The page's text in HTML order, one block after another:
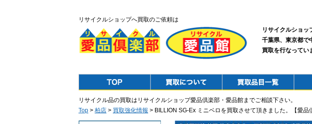
リサイクルショップへ買取のご依頼は
リサイクルショッ
千葉県、東京都で
買取を行なってい
リサイクル品の買取はリサイクルショップ愛品倶楽部・愛品館までご相談下さい。
Top > 柏店 > 買取強化情報 > BILLION SG-Ex ミニベロを買取させて頂きました。【愛品